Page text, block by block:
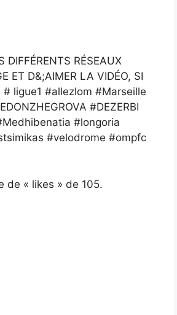
DIFFÉRENTS RÉSEAUX
ET D&;AIMER LA VIDÉO, SI
ligue1 #allezlom #Marseille
#DEZERBI
#longoria
#velodrome #ompfc
de « likes » de 105.